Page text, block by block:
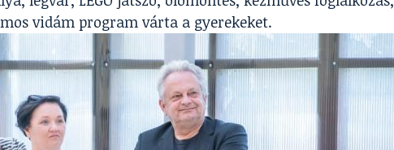
vidám program várta a gyerekeket.